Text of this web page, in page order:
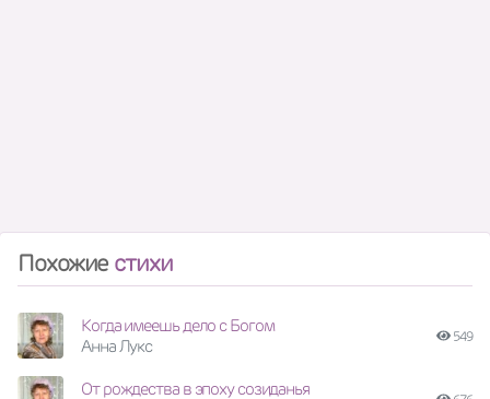
Похожие стихи
Когда имеешь дело с Богом
Анна Лукс
549
От рождества в эпоху созиданья